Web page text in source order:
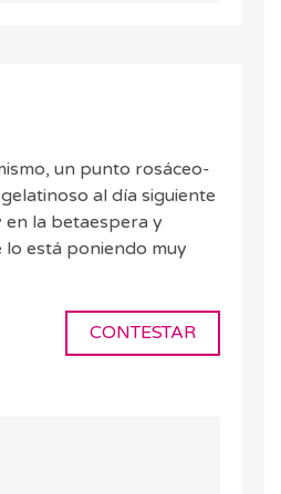
un punto rosáceo-
al día siguiente
en la betaespera y
lo está poniendo muy
CONTESTAR